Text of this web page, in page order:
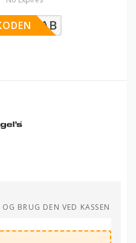
RAB
BRUG DEN VED KASSEN